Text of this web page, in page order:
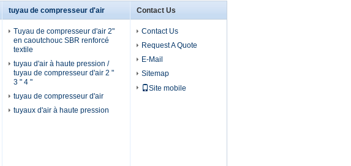
tuyau de compresseur d'air
Tuyau de compresseur d'air 2"
en caoutchouc SBR renforcé
textile
tuyau d'air à haute pression /
tuyau de compresseur d'air 2 "
3 " 4 "
tuyau de compresseur d'air
tuyaux d'air à haute pression
Contact Us
Contact Us
Request A Quote
E-Mail
Sitemap
Site mobile